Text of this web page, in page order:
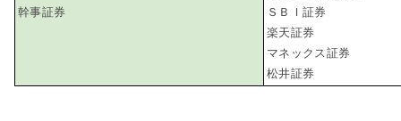
幹事証券
ＳＢＩ証券
楽天証券
マネックス証券
松井証券